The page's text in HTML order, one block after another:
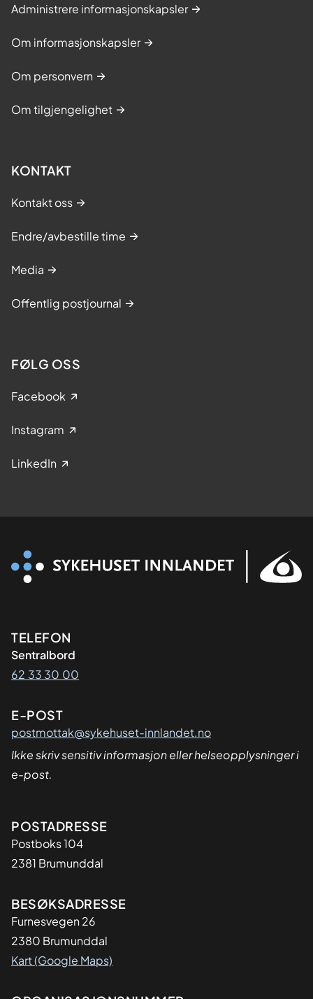
Administrere informasjonskapsler
Om informasjonskapsler
Om personvern
Om tilgjengelighet
KONTAKT
Kontakt oss
Endre/avbestille time
Media
Offentlig postjournal
FØLG OSS
Facebook
Instagram
LinkedIn
Kontaktinformasjon
TELEFON
Sentralbord
62 33 30 00
E-POST
postmottak@sykehuset-innlandet.no
Ikke skriv sensitiv informasjon eller helseopplysninger i
e-post.
Adresse
POSTADRESSE
Postboks 104
2381 Brumunddal
BESØKSADRESSE
Furnesvegen 26
2380 Brumunddal
Kart (Google Maps)